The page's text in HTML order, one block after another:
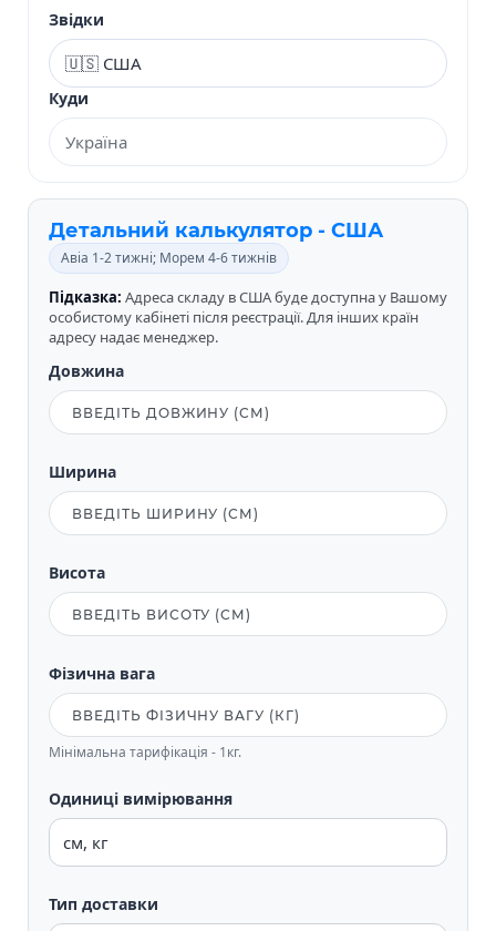
Звідки
Куди
Детальний калькулятор - США
Авіа 1-2 тижні; Морем 4-6 тижнів
Підказка: Адреса складу в США буде доступна у Вашому
особистому кабінеті після реєстрації. Для інших країн
адресу надає менеджер.
Довжина
Ширина
Висота
Фізична вага
Мінімальна тарифікація - 1кг.
Одиниці вимірювання
Тип доставки